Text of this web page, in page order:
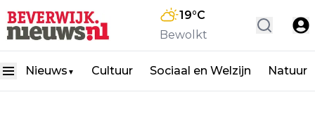
19°C
Bewolkt
Nieuws ▼ Cultuur Sociaal en Welzijn Natuur